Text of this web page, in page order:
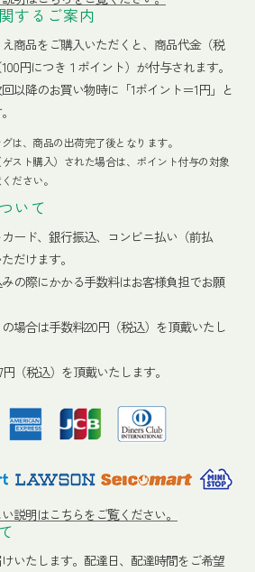
するご案内
商品をご購入いただくと、商品代金（税
円につき１ポイント）が付与されます。
以降のお買い物時に「1ポイント＝1円」と
は、商品の出荷完了後となります。
スト購入）された場合は、ポイント付与の対象
ださい。
いて
ード、銀行振込、コンビニ払い（前払
だけます。
の際にかかる手数料はお客様負担でお願
場合は手数料220円（税込）を頂戴いたし
（税込）を頂戴いたします。
説明はこちらをご覧ください。
いたします。 配達日、配達時間をご希望